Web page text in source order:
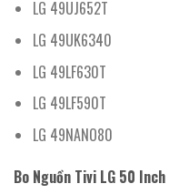
LG 49UJ652T
LG 49UK6340
LG 49LF630T
LG 49LF590T
LG 49NANO80
Bo Nguồn Tivi LG 50 Inch